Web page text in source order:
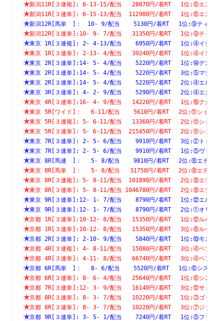
新潟11R[３連複]: 6-13-15/配当   28870円/着RT　 1位:⑥エス
新潟11R[３連単]: 6-15-13/配当  112980円/着RT　 1位:⑥エ
新潟12R[馬単　]：　10- 9/配当    5130円/着RT　
新潟12R[３連単]:10- 9- 7/配当   31350円/着RT　
東京 1R[３連複]: 2- 4-13/配当    6950円/着RT　 1
東京 1R[３連単]: 2-13- 4/配当   39240円/着RT　 1
東京 2R[３連単]:14- 5- 4/配当    5220円/着RT
東京 2R[３連単]:14- 5- 4/配当    5220円/着RT　
東京 2R[３連単]:14- 5- 4/配当    5220円/着
東京 3R[３連単]: 4- 2- 9/配当    5290円/着RT　 2位
東京 4R[３連単]:16- 4- 9/配当   14220円/着RT
東京 5R[ワイド]：　 6-11/配当    5610円/着RT　 2
東京 5R[３連複]: 5- 6-11/配当   13360円/着RT　 2
東京 5R[３連単]: 5- 6-11/配当  215450円/着RT　 2
東京 7R[３連単]: 2- 5- 6/配当    9910円/着RT　
東京 7R[３連単]: 2- 5- 6/配当    9910円/着RT　
東京 8R[馬連　]：　 5- 8/配当    9810円/着RT　
東京 8R[馬単　]：　 5- 8/配当   31750円/着RT　
東京 8R[３連複]: 5- 8-11/配当  101890円/着RT　
東京 8R[３連単]: 5- 8-11/配当 1046780円/着RT　
東京 9R[３連単]:12- 1- 7/配当    8790円/着RT　 1位:⑫エルマ
東京 9R[３連単]:12- 1- 7/配当    8790円/着RT　 2位:①オリバ
京都 1R[３連単]:10-12- 8/配当   15350円/着RT　 1
京都 1R[３連単]:10-12- 8/配当   15350円/着RT　 3
京都 2R[３連単]: 2-10- 9/配当    5840円/着RT　 1
京都 4R[３連複]: 4- 8-11/配当   15080円/着RT　 3位
京都 4R[３連単]: 4-11- 8/配当   66740円/着RT　 3位
京都 6R[馬単　]：　 8- 6/配当    5520円/着RT　
京都 6R[３連単]: 8- 6- 4/配当   25640円/着RT　
京都 7R[３連単]:12- 3- 9/配当   16140円/着RT　
京都 8R[３連単]: 8- 3- 7/配当   10220円/着RT　 1
京都 8R[３連単]: 8- 3- 7/配当   10220円/着RT　
京都 9R[３連単]: 3- 5- 1/配当    7240円/着RT　 1位:⑤ファー